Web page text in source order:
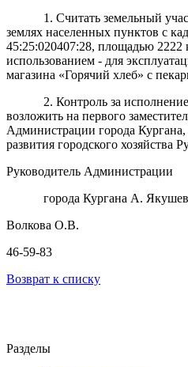
1. Считать земельный
землях населенных пунктов с
45:25:020407:28, площадью 2222
использованием - для
магазина «Горячий хлеб» с
2. Контроль за
возложить на первого
Администрации города Кургана,
развития городского хозяйства
Руководитель Администрации
города Кургана А. Якушев
Волкова О.В.
46-59-83
Возврат к списку
Разделы